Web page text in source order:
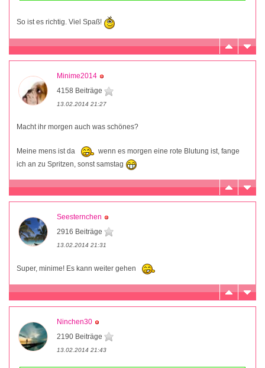
So ist es richtig. Viel Spaß!
Minime2014
4158 Beiträge
13.02.2014 21:27
Macht ihr morgen auch was schönes?
Meine mens ist da
wenn es morgen eine rote Blutung ist, fange
ich an zu Spritzen, sonst samstag
Seesternchen
2916 Beiträge
13.02.2014 21:31
Super, minime! Es kann weiter gehen
Ninchen30
2190 Beiträge
13.02.2014 21:43